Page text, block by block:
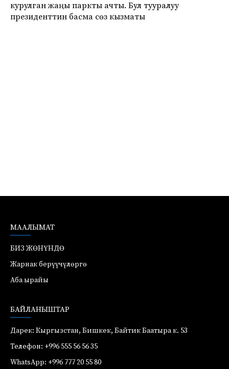
курулган жаңы паркты ачты. Бул тууралуу
президенттин басма сөз кызматы
МААЛЫМАТ
БИЗ ЖӨНҮНДӨ
Жарнак берүүчүлөргө
Аба ырайы
БАЙЛАНЫШТАР
Дарек: Кыргызстан, Бишкек, Байтик Баатыра к. 53
Телефон: +996 555 56 56 35
WhatsApp: +996 777 20 55 80